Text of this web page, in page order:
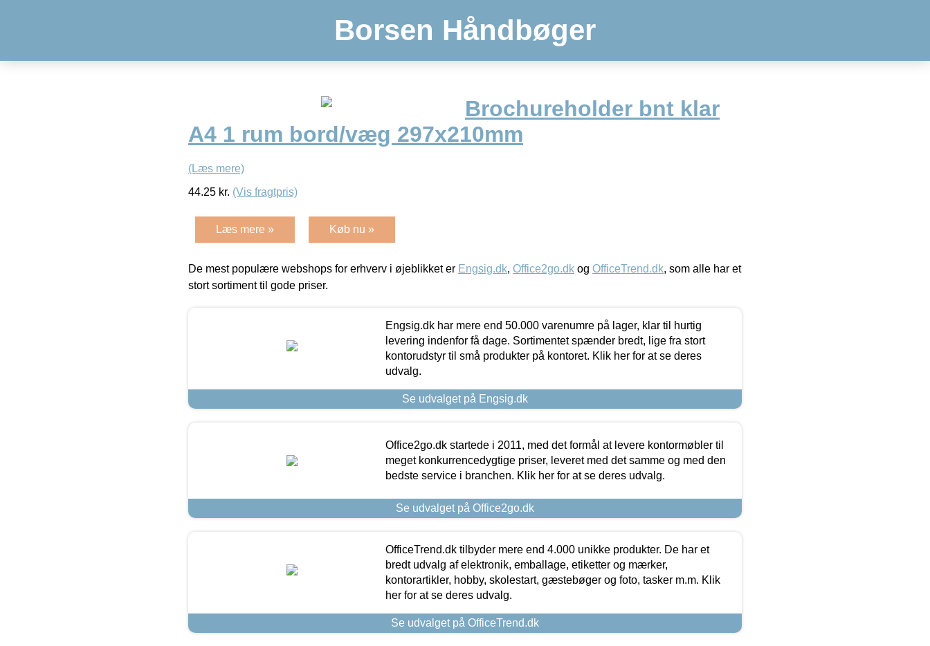
Borsen Håndbøger
Brochureholder bnt klar
A4 1 rum bord/væg 297x210mm
(Læs mere)
44.25 kr. (Vis fragtpris)
Læs mere » Køb nu »
De mest populære webshops for erhverv i øjeblikket er Engsig.dk, Office2go.dk og OfficeTrend.dk, som alle har et
stort sortiment til gode priser.
Engsig.dk har mere end 50.000 varenumre på lager, klar til hurtig
levering indenfor få dage. Sortimentet spænder bredt, lige fra stort
kontorudstyr til små produkter på kontoret. Klik her for at se deres
udvalg.
Se udvalget på Engsig.dk
Office2go.dk startede i 2011, med det formål at levere kontormøbler til
meget konkurrencedygtige priser, leveret med det samme og med den
bedste service i branchen. Klik her for at se deres udvalg.
Se udvalget på Office2go.dk
OfficeTrend.dk tilbyder mere end 4.000 unikke produkter. De har et
bredt udvalg af elektronik, emballage, etiketter og mærker,
kontorartikler, hobby, skolestart, gæstebøger og foto, tasker m.m. Klik
her for at se deres udvalg.
Se udvalget på OfficeTrend.dk